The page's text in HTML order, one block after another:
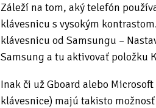
Záleží na tom, aký telefón
klávesnicu s vysokým
klávesnicu od Samsungu –
Samsung a tu aktivovať položku
Inak či už Gboard alebo
klávesnice) majú takisto